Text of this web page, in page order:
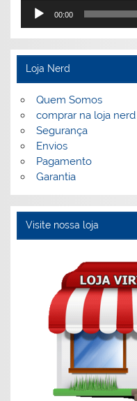
00:00
Loja Nerd
Quem Somos
comprar na loja nerd
Segurança
Envios
Pagamento
Garantia
Visite nossa loja